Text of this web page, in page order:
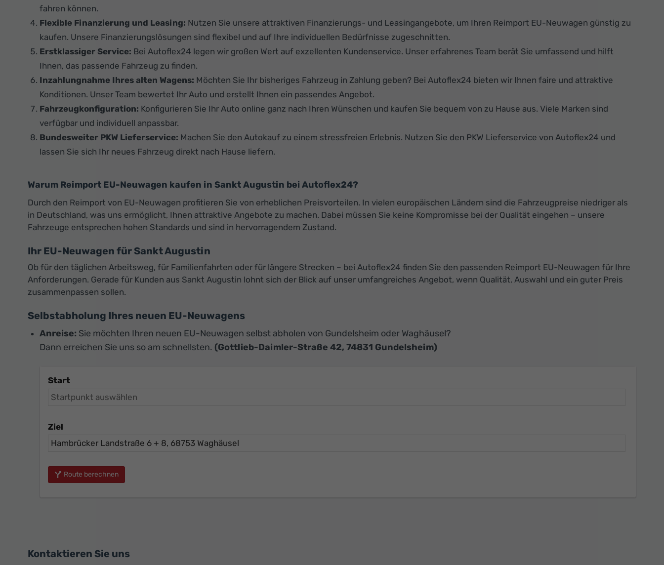
fahren können.
Flexible Finanzierung und Leasing: Nutzen Sie unsere attraktiven Finanzierungs- und Leasingangebote, um Ihren Reimport EU-Neuwagen günstig zu
kaufen. Unsere Finanzierungslösungen sind flexibel und auf Ihre individuellen Bedürfnisse zugeschnitten.
Erstklassiger Service: Bei Autoflex24 legen wir großen Wert auf exzellenten Kundenservice. Unser erfahrenes Team berät Sie umfassend und hilft
Ihnen, das passende Fahrzeug zu finden.
Inzahlungnahme Ihres alten Wagens: Möchten Sie Ihr bisheriges Fahrzeug in Zahlung geben? Bei Autoflex24 bieten wir Ihnen faire und attraktive
Konditionen. Unser Team bewertet Ihr Auto und erstellt Ihnen ein passendes Angebot.
Fahrzeugkonfiguration: Konfigurieren Sie Ihr Auto online ganz nach Ihren Wünschen und kaufen Sie bequem von zu Hause aus. Viele Marken sind
verfügbar und individuell anpassbar.
Bundesweiter PKW Lieferservice: Machen Sie den Autokauf zu einem stressfreien Erlebnis. Nutzen Sie den PKW Lieferservice von Autoflex24 und
lassen Sie sich Ihr neues Fahrzeug direkt nach Hause liefern.
Warum Reimport EU-Neuwagen kaufen in Sankt Augustin bei Autoflex24?
Durch den Reimport von EU-Neuwagen profitieren Sie von erheblichen Preisvorteilen. In vielen europäischen Ländern sind die Fahrzeugpreise niedriger als
in Deutschland, was uns ermöglicht, Ihnen attraktive Angebote zu machen. Dabei müssen Sie keine Kompromisse bei der Qualität eingehen – unsere
Fahrzeuge entsprechen hohen Standards und sind in hervorragendem Zustand.
Ihr EU-Neuwagen für Sankt Augustin
Ob für den täglichen Arbeitsweg, für Familienfahrten oder für längere Strecken – bei Autoflex24 finden Sie den passenden Reimport EU-Neuwagen für Ihre
Anforderungen. Gerade für Kunden aus Sankt Augustin lohnt sich der Blick auf unser umfangreiches Angebot, wenn Qualität, Auswahl und ein guter Preis
zusammenpassen sollen.
Selbstabholung Ihres neuen EU-Neuwagens
Anreise: Sie möchten Ihren neuen EU-Neuwagen selbst abholen von Gundelsheim oder Waghäusel?
Dann erreichen Sie uns so am schnellsten. (Gottlieb-Daimler-Straße 42, 74831 Gundelsheim)
Start
Ziel
Route berechnen
Kontaktieren Sie uns